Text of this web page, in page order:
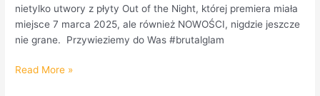
nietylko utwory z płyty Out of the Night, której premiera miała
miejsce 7 marca 2025, ale również NOWOŚCI, nigdzie jeszcze
nie grane. Przywieziemy do Was #brutalglam
Read More »